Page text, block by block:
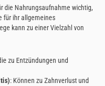
die Nahrungsaufnahme wichtig,
für ihr allgemeines
kann zu einer Vielzahl von
zu Entzündungen und
: Können zu Zahnverlust und